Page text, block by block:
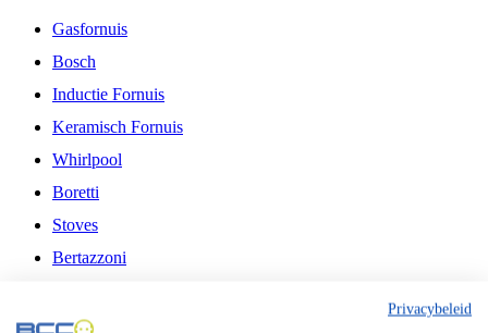
Gasfornuis
Bosch
Inductie Fornuis
Keramisch Fornuis
Whirlpool
Boretti
Stoves
Bertazzoni
Fitelli
Privacybeleid